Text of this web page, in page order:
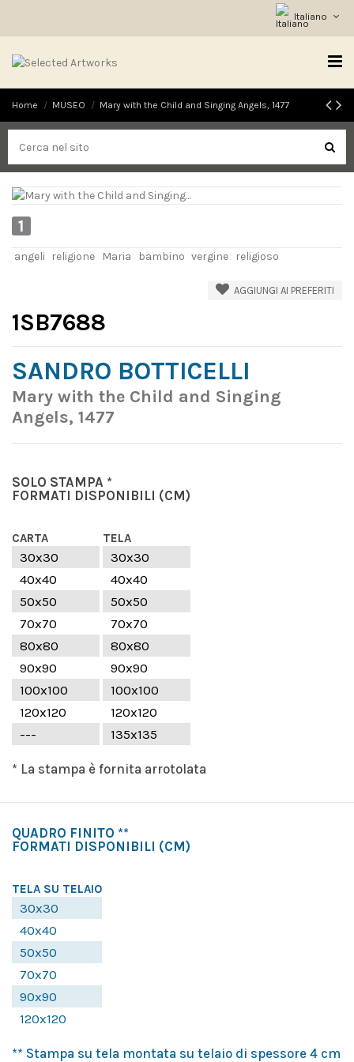
Italiano
Home MUSEO Mary with the Child and Singing Angels, 1477
1
angeli religione Maria bambino vergine religioso
AGGIUNGI AI PREFERITI
1SB7688
SANDRO BOTTICELLI
Mary with the Child and Singing
Angels, 1477
SOLO STAMPA *
FORMATI DISPONIBILI (CM)
CARTA TELA
30x30
30x30
40x40
40x40
50x50
50x50
70x70
70x70
80x80
80x80
90x90
90x90
100x100
100x100
120x120
120x120
---
135x135
* La stampa è fornita arrotolata
QUADRO FINITO **
FORMATI DISPONIBILI (CM)
TELA SU TELAIO
30x30
40x40
50x50
70x70
90x90
120x120
** Stampa su tela montata su telaio di spessore 4 cm